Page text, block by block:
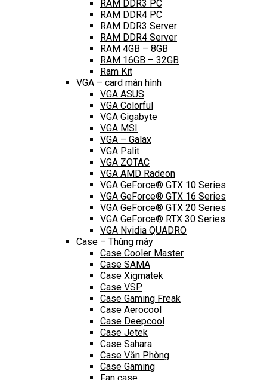
RAM DDR3 PC
RAM DDR4 PC
RAM DDR3 Server
RAM DDR4 Server
RAM 4GB – 8GB
RAM 16GB – 32GB
Ram Kit
VGA – card màn hình
VGA ASUS
VGA Colorful
VGA Gigabyte
VGA MSI
VGA – Galax
VGA Palit
VGA ZOTAC
VGA AMD Radeon
VGA GeForce® GTX 10 Series
VGA GeForce® GTX 16 Series
VGA GeForce® GTX 20 Series
VGA GeForce® RTX 30 Series
VGA Nvidia QUADRO
Case – Thùng máy
Case Cooler Master
Case SAMA
Case Xigmatek
Case VSP
Case Gaming Freak
Case Aerocool
Case Deepcool
Case Jetek
Case Sahara
Case Văn Phòng
Case Gaming